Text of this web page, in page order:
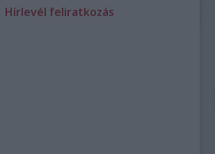
Hírlevél feliratkozás